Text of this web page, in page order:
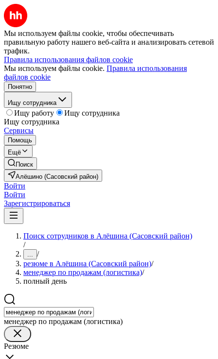
Мы используем файлы cookie, чтобы обеспечивать
правильную работу нашего веб-сайта и анализировать сетевой
трафик.
Правила использования файлов cookie
Мы используем файлы cookie. Правила использования
файлов cookie
Понятно
Ищу сотрудника
Ищу работу
Ищу сотрудника
Ищу сотрудника
Сервисы
Помощь
Ещё
Поиск
Алёшино (Сасовский район)
Войти
Войти
Зарегистрироваться
Поиск сотрудников в Алёшина (Сасовский район)
/
... /
резюме в Алёшина (Сасовский район)/
менеджер по продажам (логистика)/
полный день
менеджер по продажам (логистика)
Резюме